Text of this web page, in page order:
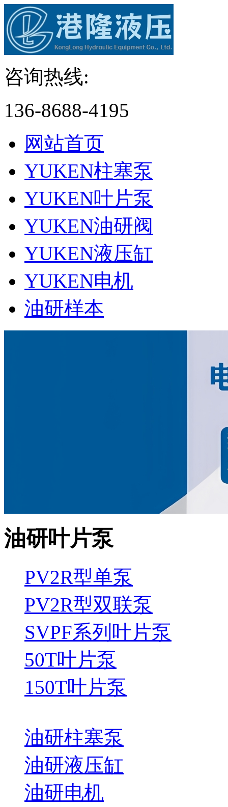
咨询热线:
136-8688-4195
网站首页
YUKEN柱塞泵
YUKEN叶片泵
YUKEN油研阀
YUKEN液压缸
YUKEN电机
油研样本
油研叶片泵
PV2R型单泵
PV2R型双联泵
SVPF系列叶片泵
50T叶片泵
150T叶片泵
油研柱塞泵
油研液压缸
油研电机